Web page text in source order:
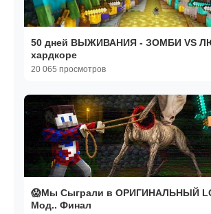
50 дней ВЫЖИВАНИЯ - ЗОМБИ VS
хардкоре
20 065 просмотров
😱Мы Сыграли в ОРИГИНАЛЬНЫЙ
Мод.. Финал